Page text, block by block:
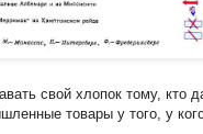
свой хлопок тому, кто
товары у того, у